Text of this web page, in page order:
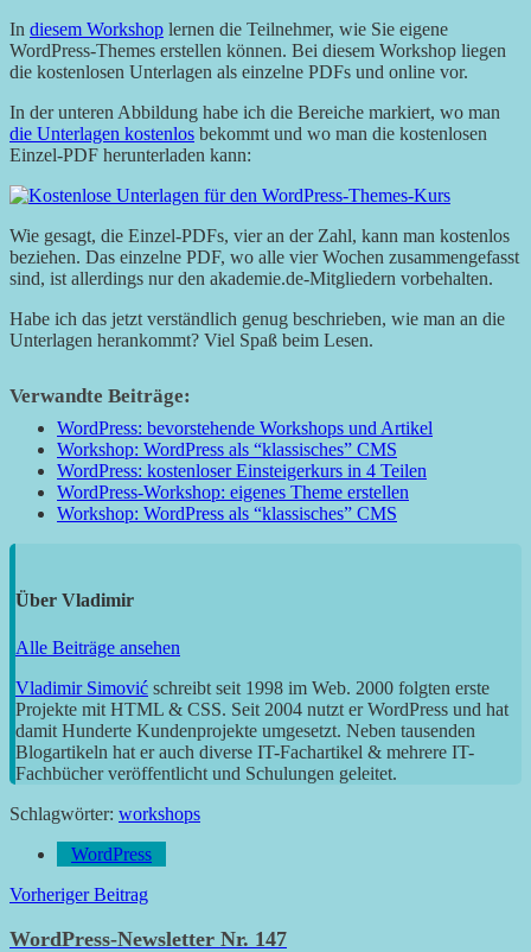
In diesem Workshop lernen die Teilnehmer, wie Sie eigene
WordPress-Themes erstellen können. Bei diesem Workshop liegen
die kostenlosen Unterlagen als einzelne PDFs und online vor.
In der unteren Abbildung habe ich die Bereiche markiert, wo man
die Unterlagen kostenlos bekommt und wo man die kostenlosen
Einzel-PDF herunterladen kann:
Wie gesagt, die Einzel-PDFs, vier an der Zahl, kann man kostenlos
beziehen. Das einzelne PDF, wo alle vier Wochen zusammengefasst
sind, ist allerdings nur den akademie.de-Mitgliedern vorbehalten.
Habe ich das jetzt verständlich genug beschrieben, wie man an die
Unterlagen herankommt? Viel Spaß beim Lesen.
Verwandte Beiträge:
WordPress: bevorstehende Workshops und Artikel
Workshop: WordPress als “klassisches” CMS
WordPress: kostenloser Einsteigerkurs in 4 Teilen
WordPress-Workshop: eigenes Theme erstellen
Workshop: WordPress als “klassisches” CMS
Über Vladimir
Alle Beiträge ansehen
Vladimir Simović schreibt seit 1998 im Web. 2000 folgten erste
Projekte mit HTML & CSS. Seit 2004 nutzt er WordPress und hat
damit Hunderte Kundenprojekte umgesetzt. Neben tausenden
Blogartikeln hat er auch diverse IT-Fachartikel & mehrere IT-
Fachbücher veröffentlicht und Schulungen geleitet.
Schlagwörter: workshops
WordPress
Beitragsnavigation
Vorheriger Beitrag
WordPress-Newsletter Nr. 147